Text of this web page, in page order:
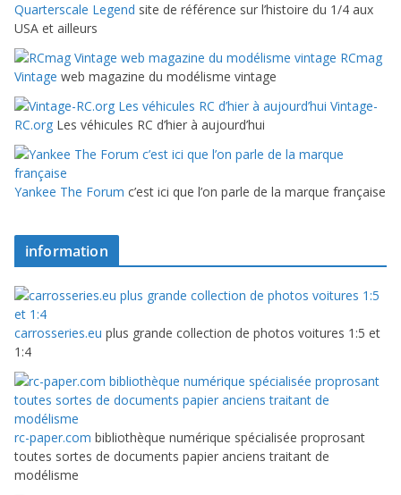
Quarterscale Legend site de référence sur l’histoire du 1/4 aux
USA et ailleurs
RCmag
Vintage web magazine du modélisme vintage
Vintage-
RC.org Les véhicules RC d’hier à aujourd’hui
Yankee The Forum c’est ici que l’on parle de la marque française
information
carrosseries.eu plus grande collection de photos voitures 1:5 et
1:4
rc-paper.com bibliothèque numérique spécialisée proprosant
toutes sortes de documents papier anciens traitant de
modélisme